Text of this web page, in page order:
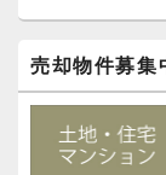
ア売却物件募集